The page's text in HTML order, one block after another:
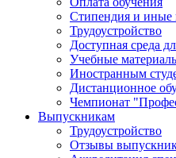
Стипендия и иные
Трудоустройство
Доступная среда
Учебные
Иностранным
Дистанционное
Чемпионат
Выпускникам
Трудоустройство
Отзывы